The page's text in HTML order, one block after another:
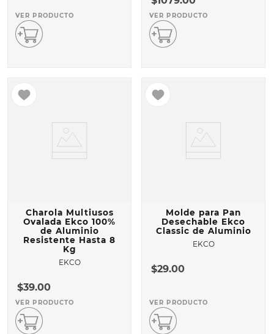
VER PRODUCTO VER PRODUCTO
Charola Multiusos
Ovalada Ekco 100%
de Aluminio
Resistente Hasta 8
Kg
EKCO
$39.00
VER PRODUCTO
Molde para Pan
Desechable Ekco
Classic de Aluminio
EKCO
$29.00
VER PRODUCTO